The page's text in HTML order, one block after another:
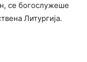
се богослужеше
Литургија.